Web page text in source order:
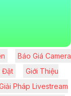
Báo Giá Camera
Đặt
Giới Thiệu
Pháp Livestream